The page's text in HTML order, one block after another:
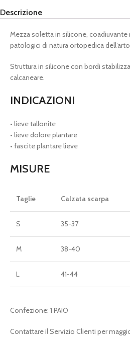
Descrizione
Mezza soletta in silicone, coadiuvante
patologici di natura ortopedica
Struttura in silicone con bordi
calcaneare.
INDICAZIONI
• lieve tallonite
• lieve dolore plantare
• fascite plantare lieve
MISURE
Taglie Calzata scarpa
S 35-37
M 38-40
L 41-44
Confezione: 1 PAIO
Contattare il Servizio Clienti per